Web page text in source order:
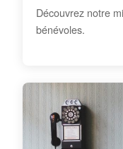
Découvrez notre
bénévoles.